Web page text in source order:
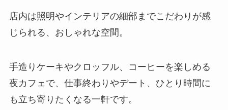
店内は照明やインテリアの細部までこだわりが感
じられる、おしゃれな空間。
手造りケーキやクロッフル、コーヒーを楽しめる
夜カフェで、仕事終わりやデート、ひとり時間に
も立ち寄りたくなる一軒です。